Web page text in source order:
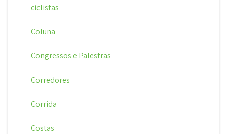
ciclistas
Coluna
Congressos e Palestras
Corredores
Corrida
Costas